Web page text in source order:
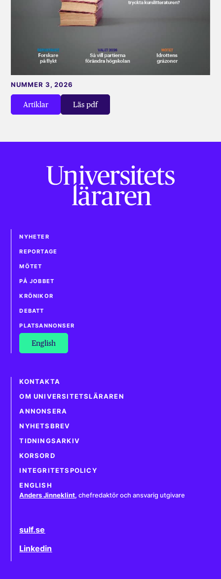
Artiklar Läs pdf
NUMMER 3, 2026
NYHETER
REPORTAGE
MÖTET
PÅ JOBBET
KRÖNIKOR
DEBATT
PLATSANNONSER
English
KONTAKTA
OM UNIVERSITETSLÄRAREN
ANNONSERA
NYHETSBREV
TIDNINGSARKIV
KORSORD
INTEGRITETSPOLICY
ENGLISH
Anders Jinneklint, chefredaktör och ansvarig utgivare
sulf.se
Linkedin